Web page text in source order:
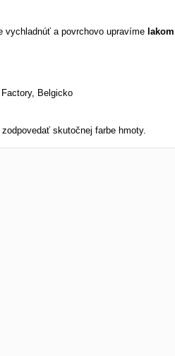
vychladnúť a povrchovo upravíme
Belgicko
skutočnej farbe hmoty.